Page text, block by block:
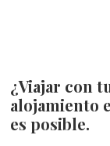
¿Viajar con
alojamiento
es posible.